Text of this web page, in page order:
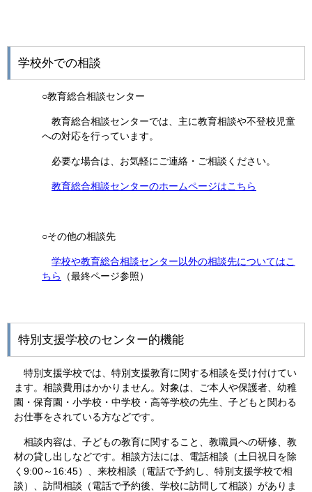
学校外での相談
○教育総合相談センター
教育総合相談センターでは、主に教育相談や不登校児童
への対応を行っています。
必要な場合は、お気軽にご連絡・ご相談ください。
教育総合相談センターのホームページはこちら
○その他の相談先
学校や教育総合相談センター以外の相談先についてはこ
ちら
（最終ページ参照）
特別支援学校のセンター的機能
特別支援学校では、特別支援教育に関する相談を受け付けてい
ます。相談費用はかかりません。対象は、ご本人や保護者、幼稚
園・保育園・小学校・中学校・高等学校の先生、子どもと関わる
お仕事をされている方などです。
相談内容は、子どもの教育に関すること、教職員への研修、教
材の貸し出しなどです。相談方法には、電話相談（土日祝日を除
く9:00～16:45）、来校相談（電話で予約し、特別支援学校で相
談）、訪問相談（電話で予約後、学校に訪問して相談）がありま